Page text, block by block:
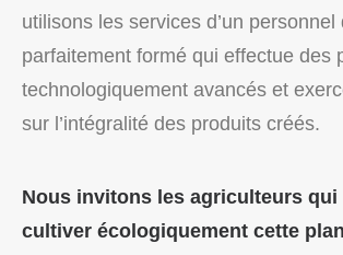
utilisons les services d’un
parfaitement formé qui effectue des
technologiquement avancés et
sur l’intégralité des produits créés.
Nous invitons les agriculteurs
cultiver écologiquement cette